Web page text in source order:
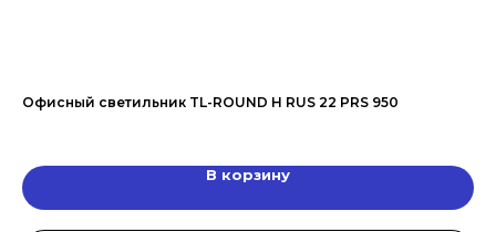
Офисный светильник TL-ROUND H RUS 22 PRS 950
В корзину